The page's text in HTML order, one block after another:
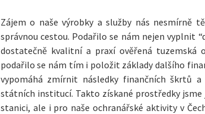
Zájem o naše výrobky a služby nás nesmírně
správnou cestou. Podařilo se nám nejen vyplnit
dostatečně kvalitní a praxí ověřená tuzemská
podařilo se nám tím i položit základy dalšího
vypomáhá zmírnit následky finančních škrtů
státních institucí. Takto získané prostředky jsme
stanici, ale i pro naše ochranářské aktivity v